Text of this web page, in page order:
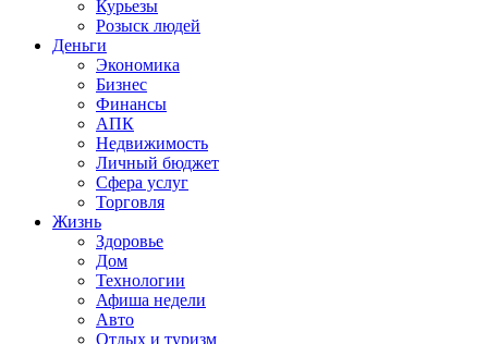
Курьезы
Розыск людей
Деньги
Экономика
Бизнес
Финансы
АПК
Недвижимость
Личный бюджет
Сфера услуг
Торговля
Жизнь
Здоровье
Дом
Технологии
Афиша недели
Авто
Отдых и туризм